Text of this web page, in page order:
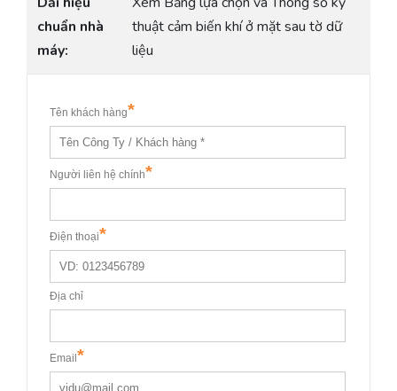
chuẩn nhà
máy:
thuật cảm biến khí ở mặt sau tờ dữ
liệu